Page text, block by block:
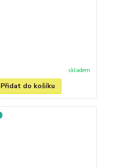
skladem
Přidat do košíku